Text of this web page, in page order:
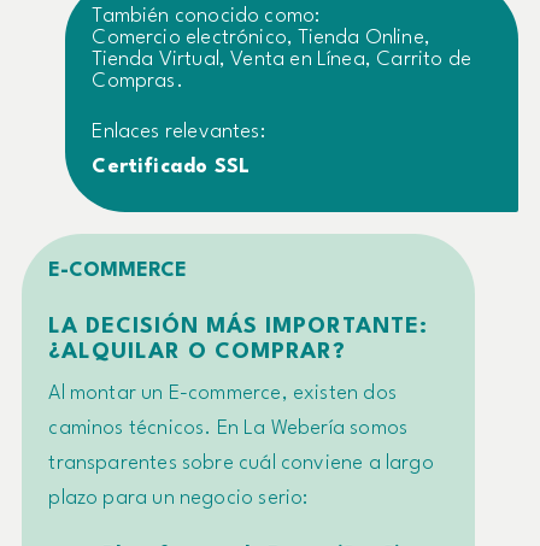
También conocido como:
Comercio electrónico, Tienda Online,
Tienda Virtual, Venta en Línea, Carrito de
Compras.
Enlaces relevantes:
Certificado SSL
E-COMMERCE
LA DECISIÓN MÁS IMPORTANTE:
¿ALQUILAR O COMPRAR?
Al montar un E-commerce, existen dos
caminos técnicos. En La Webería somos
transparentes sobre cuál conviene a largo
plazo para un negocio serio: